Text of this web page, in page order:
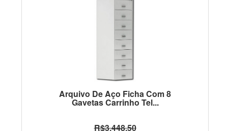
Arquivo De Aço Ficha Com 8
Gavetas Carrinho Tel...
R$3.448,50